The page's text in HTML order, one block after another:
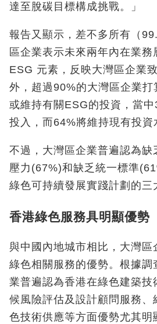
達至脫碳目標構成挑戰。」
報告又顯示，差不多所有（
區企業表示未來兩年內在業務
ESG 元素，反映大灣區企業
外，超過90%的大灣區企業打
或維持有關 ESG的投資，當中
投入，而64%將維持現有投資
不過，大灣區企業普遍認為缺
壓力 (67%)和缺乏統一標準
綠色可持續發展實踐計劃的三
香港綠色服務具明顯優勢
與中國內地城市相比，大灣區
綠色相關服務的優勢。根據調
業普遍認為香港在綠色建築技
候風險評估及設計顧問服務、
色技術供應等方面優勢尤其明